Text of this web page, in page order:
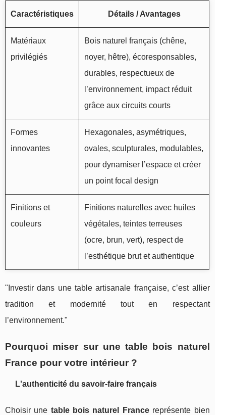
Caractéristiques Détails / Avantages
Matériaux
privilégiés
Bois naturel français (chêne,
noyer, hêtre), écoresponsables,
durables, respectueux de
l’environnement, impact réduit
grâce aux circuits courts
Formes
innovantes
Hexagonales, asymétriques,
ovales, sculpturales, modulables,
pour dynamiser l’espace et créer
un point focal design
Finitions et
couleurs
Finitions naturelles avec huiles
végétales, teintes terreuses
(ocre, brun, vert), respect de
l’esthétique brut et authentique
"Investir dans une table artisanale française, c’est allier
tradition et modernité tout en respectant
l’environnement."
Pourquoi miser sur une table bois naturel
France pour votre intérieur ?
L'authenticité du savoir-faire français
Choisir une table bois naturel Francereprésente bien